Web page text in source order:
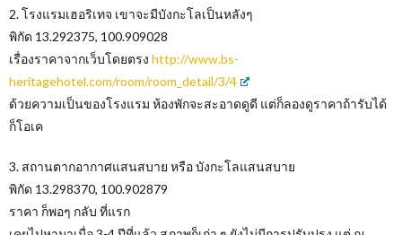
2. โรงแรมเฮอริเทจ เขาจะมีบังกะโลเป็นหลังๆ
พิกัด 13.292375, 100.909028
เรื่องราคาจากเว็บโดยตรง http://www.bs-
heritagehotel.com/room/room_detail/3/4
ด้วยความเป็นของโรงแรม ห้องพักจะสะอาดดูดี แต่ก็ลองดูราคาถ้ารับได้
ก็โอเค
3. สถานตากอากาศแสนสบาย หรือ บังกะโลแสนสบาย
พิกัด 13.298370, 100.902879
ราคา ก็พอๆ กลับ ที่แรก